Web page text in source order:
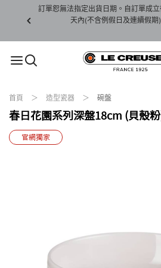
下水)，若
訂單恕無法指定出貨日期。自訂單成
天內(不含例假日及連續假期
首頁 造型瓷器 碗盤
春日花園系列深盤18cm (貝殼
官網獨家